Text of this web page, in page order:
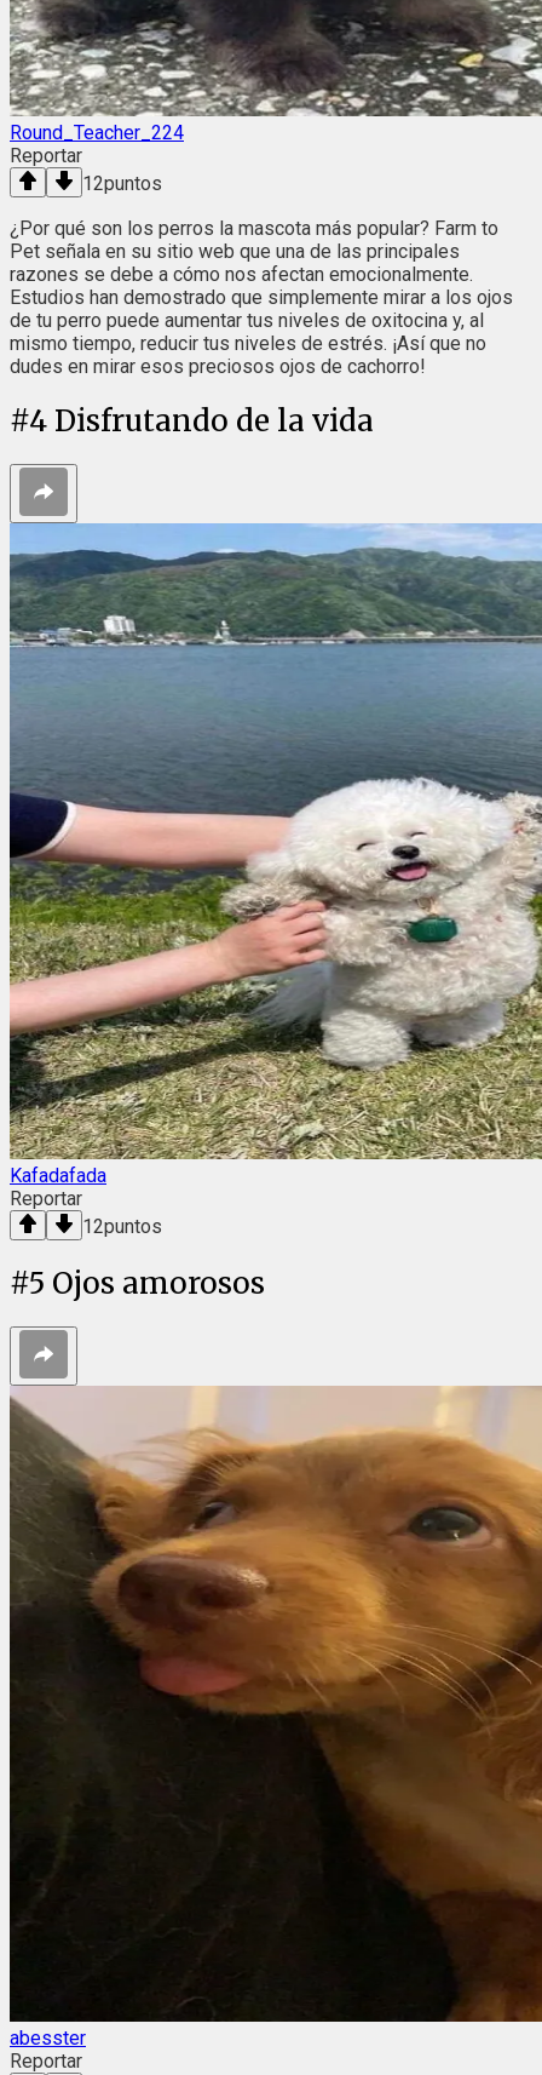
Round_Teacher_224
Reportar
12puntos
¿Por qué son los perros la mascota más popular? Farm to
Pet señala en su sitio web que una de las principales
razones se debe a cómo nos afectan emocionalmente.
Estudios han demostrado que simplemente mirar a los ojos
de tu perro puede aumentar tus niveles de oxitocina y, al
mismo tiempo, reducir tus niveles de estrés. ¡Así que no
dudes en mirar esos preciosos ojos de cachorro!
#4 Disfrutando de la vida
Kafadafada
Reportar
12puntos
#5 Ojos amorosos
abesster
Reportar